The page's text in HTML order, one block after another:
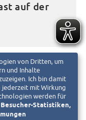
d
auf der
von Dritten, um
und Inhalte
Ich bin damit
jederzeit mit Wirkung
werden für
Statistiken,